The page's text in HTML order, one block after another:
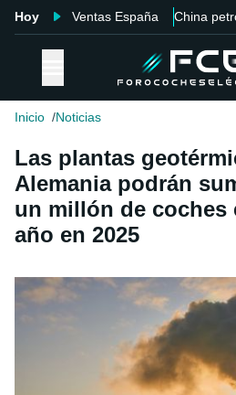
Hoy Ventas España China
Inicio Noticias
Las plantas
Alemania podrán
un millón de coches
año en 2025